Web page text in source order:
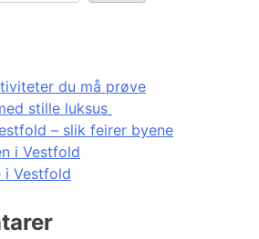
du må prøve
stille luksus
– slik feirer byene
i Vestfold
i Vestfold